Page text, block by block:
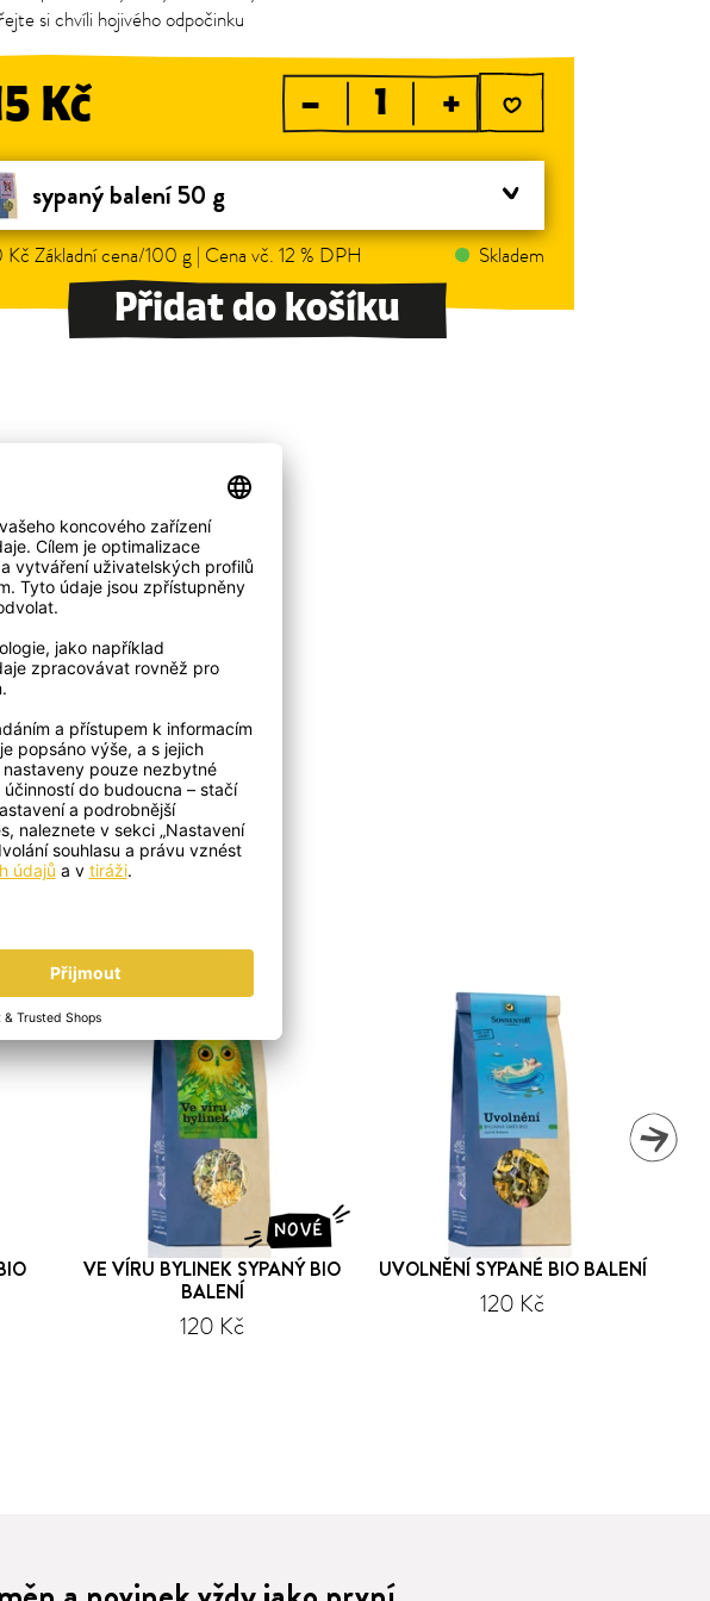
si chvíli hojivého odpočinku
Kč – +
sypaný balení 50 g
Základní cena/100 g | Cena vč. 12 % DPH Skladem
Přidat do košíku
NOVÉ
VE VÍRU BYLINEK SYPANÝ BIO
BALENÍ
120 Kč
UVOLNĚNÍ SYPANÉ BIO BALENÍ
120 Kč